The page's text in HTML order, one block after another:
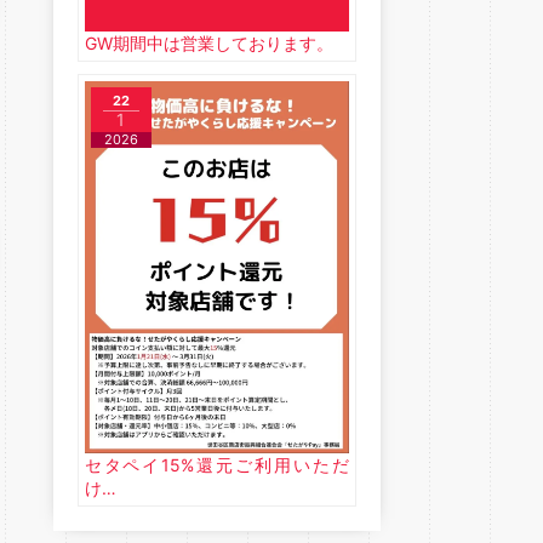
GW期間中は営業しております。
セタペイ15%還元ご利用いただ
け…
22
1
2026